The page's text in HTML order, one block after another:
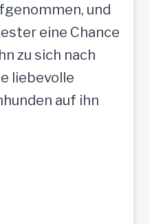
und
eine Chance
zu sich nach
liebevolle
auf ihn